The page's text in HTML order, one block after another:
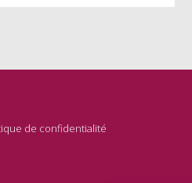
de confidentialité